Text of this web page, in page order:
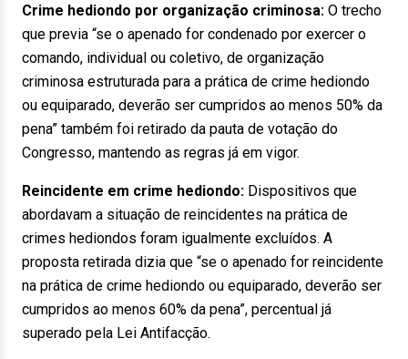
Crime hediondo por organização criminosa: O trecho
que previa “se o apenado for condenado por exercer o
comando, individual ou coletivo, de organização
criminosa estruturada para a prática de crime hediondo
ou equiparado, deverão ser cumpridos ao menos 50% da
pena” também foi retirado da pauta de votação do
Congresso, mantendo as regras já em vigor.
Reincidente em crime hediondo: Dispositivos que
abordavam a situação de reincidentes na prática de
crimes hediondos foram igualmente excluídos. A
proposta retirada dizia que “se o apenado for reincidente
na prática de crime hediondo ou equiparado, deverão ser
cumpridos ao menos 60% da pena”, percentual já
superado pela Lei Antifacção.